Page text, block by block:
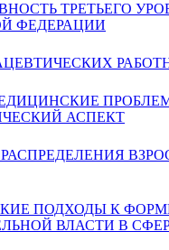
ТРЕТЬЕГО
ФЕДЕРАЦИИ
АСПЕКТ
ПОДХОДЫ К
ВЛАСТИ В